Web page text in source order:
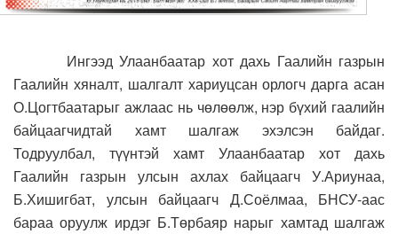
Ингээд Улаанбаатар хот дахь Гаалийн газрын
Гаалийн хяналт, шалгалт хариуцсан орлогч дарга асан
О.Цогтбаатарыг ажлаас нь чөлөөлж, нэр бүхий гаалийн
байцаагчидтай хамт шалгаж эхэлсэн байдаг.
Тодруулбал, түүнтэй хамт Улаанбаатар хот дахь
Гаалийн газрын улсын ахлах байцаагч У.Ариунаа,
Б.Хишигбат, улсын байцаагч Д.Соёлмаа, БНСУ-аас
бараа оруулж ирдэг Б.Төрбаяр нарыг хамтад шалгаж